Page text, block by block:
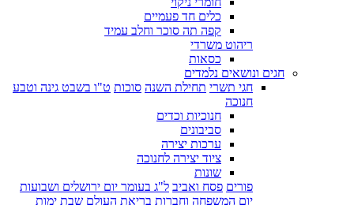
כלים חד פעמיים
קפה תה סוכר וחלב עמיד
ריהוט משרדי
כסאות
חגים ונושאים נלמדים
חגי תשרי תחילת השנה סוכות ט"ו בשבט גינה וטבע
חנוכה
חנוכיות וכדים
סביבונים
ערכות יצירה
ציוד יצירה לחנוכה
שונות
פורים פסח ואביב ל"ג בעומר יום ירושלים ושבועות
יום המשפחה וחברות בריאת העולם שבת ימות